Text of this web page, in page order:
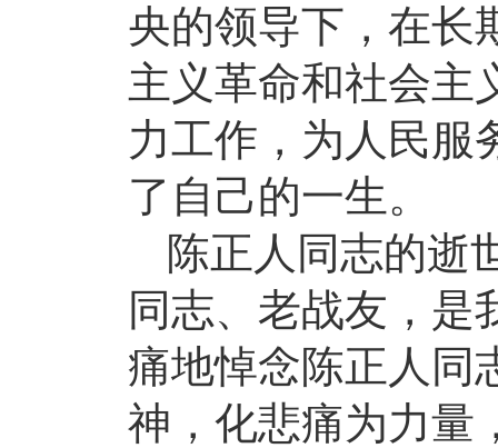
央的领导下，在长
主义革命和社会主
力工作，为人民服
了自己的一生。
陈正人同志的逝
同志、老战友，是
痛地悼念陈正人同
神，化悲痛为力量